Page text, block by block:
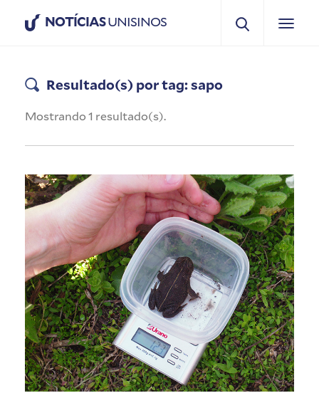
NOTÍCIASUNISINOS
Resultado(s) por tag: sapo
Mostrando 1 resultado(s).